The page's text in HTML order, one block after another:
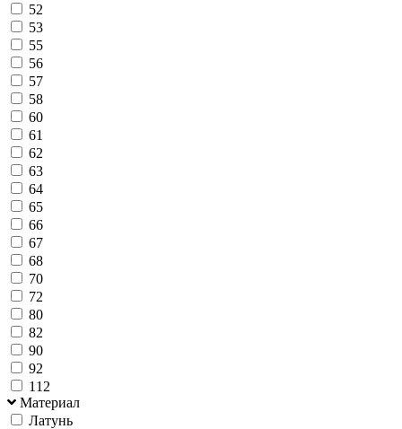
52
53
55
56
57
58
60
61
62
63
64
65
66
67
68
70
72
80
82
90
92
112
Материал
Латунь